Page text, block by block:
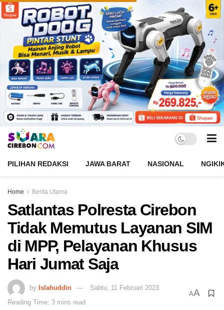
PILIHAN REDAKSI JAWA BARAT NASIONAL
Home Berita Utama
Satlantas Polresta Cirebon
Tidak Memutus Layanan SIM
di MPP, Pelayanan Khusus
Hari Jumat Saja
by Islahuddin
Sabtu, 11 Februari 2023
Reading Time: 3 mins read
AA